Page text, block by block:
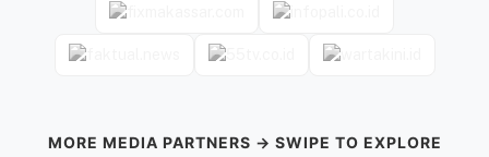
MORE MEDIA PARTNERS → SWIPE TO EXPLORE